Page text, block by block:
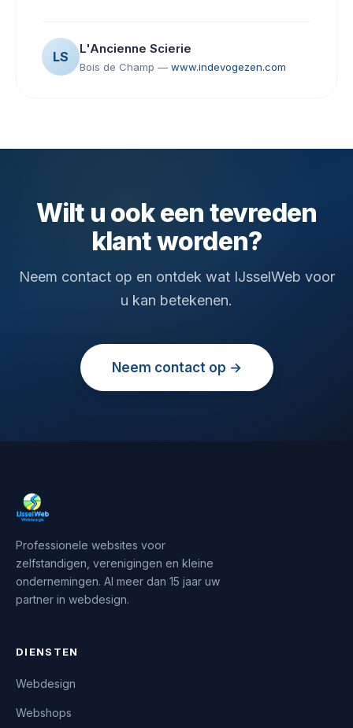
LS
L'Ancienne Scierie
Bois de Champ — www.indevogezen.com
Wilt u ook een tevreden
klant worden?
Neem contact op en ontdek wat IJsselWeb voor
u kan betekenen.
Neem contact op →
Professionele websites voor
zelfstandigen, verenigingen en kleine
ondernemingen. Al meer dan 15 jaar uw
partner in webdesign.
DIENSTEN
Webdesign
Webshops